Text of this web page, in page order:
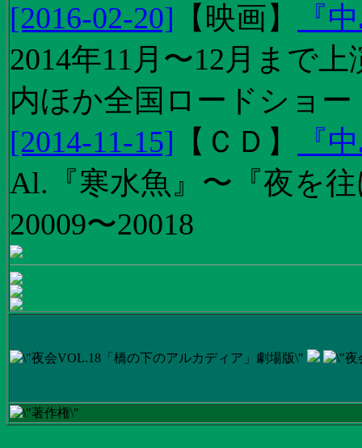
[2016-02-20] 【 映画】
『
2014年11月〜12月まで
内ほか全国ロードショー
[2014-11-15] 【 ＣＤ 】
『
Al.『寒水魚』〜『夜を
20009〜20018